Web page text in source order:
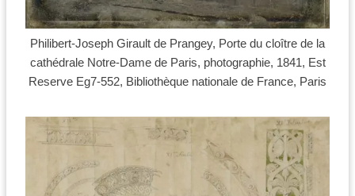
Philibert-Joseph Girault de Prangey, Porte du cloître de la
cathédrale Notre-Dame de Paris, photographie, 1841, Est
Reserve Eg7-552, Bibliothèque nationale de France, Paris